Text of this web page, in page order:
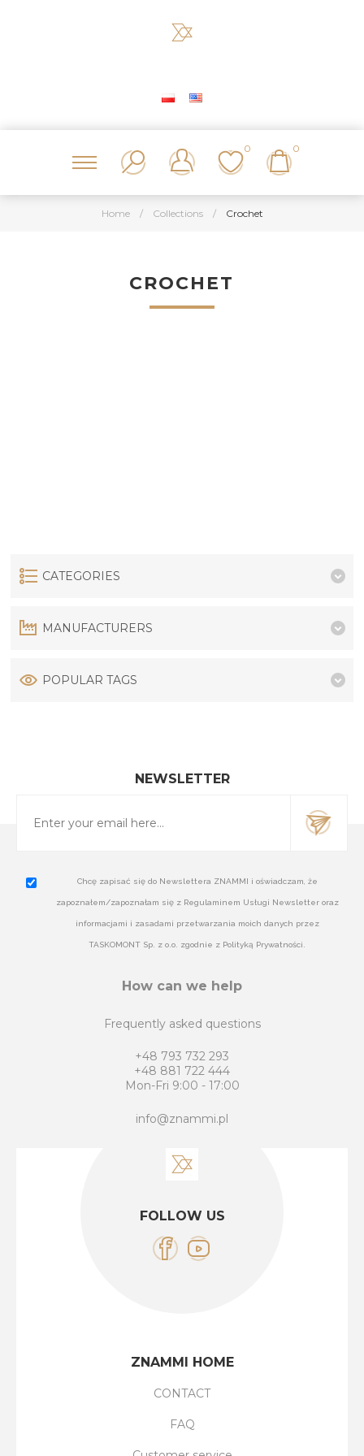
0 0
Home / Collections / Crochet
CROCHET
CATEGORIES
MANUFACTURERS
POPULAR TAGS
NEWSLETTER
Chcę zapisać się do Newslettera ZNAMMI i oświadczam, że
zapoznałem/zapoznałam się z Regulaminem Usługi Newsletter oraz
informacjami i zasadami przetwarzania moich danych przez
TASKOMONT Sp. z o.o. zgodnie z Polityką Prywatności.
How can we help
Frequently asked questions
+48 793 732 293
+48 881 722 444
Mon-Fri 9:00 - 17:00
info@znammi.pl
FOLLOW US
ZNAMMI HOME
CONTACT
FAQ